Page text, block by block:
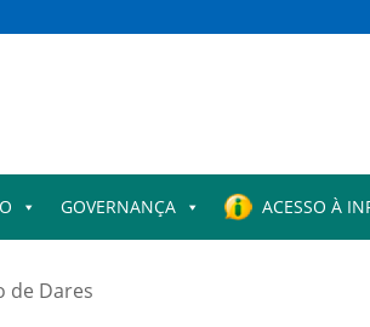
GOVERNANÇA ACESSO À
de Dares